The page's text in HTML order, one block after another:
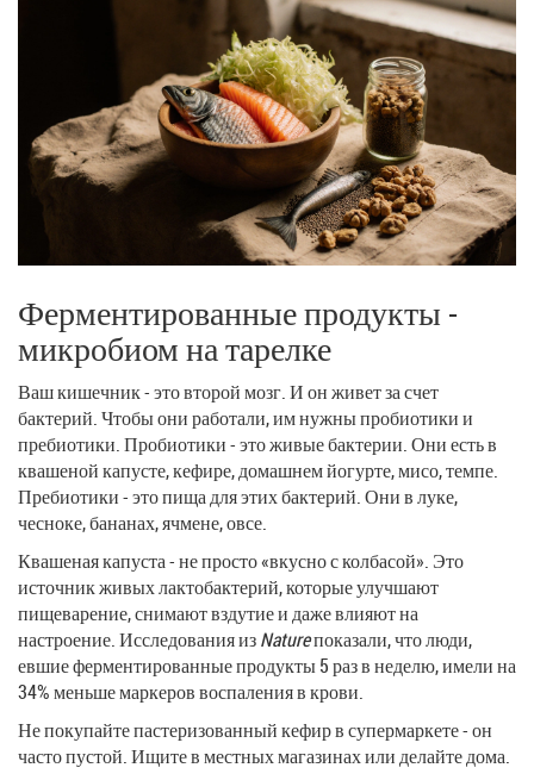
Ферментированные продукты -
микробиом на тарелке
Ваш кишечник - это второй мозг. И он живет за счет
бактерий. Чтобы они работали, им нужны пробиотики и
пребиотики. Пробиотики - это живые бактерии. Они есть в
квашеной капусте, кефире, домашнем йогурте, мисо, темпе.
Пребиотики - это пища для этих бактерий. Они в луке,
чесноке, бананах, ячмене, овсе.
Квашеная капуста - не просто «вкусно с колбасой». Это
источник живых лактобактерий, которые улучшают
пищеварение, снимают вздутие и даже влияют на
настроение. Исследования изNatureпоказали, что люди,
евшие ферментированные продукты 5 раз в неделю, имели на
34% меньше маркеров воспаления в крови.
Не покупайте пастеризованный кефир в супермаркете - он
часто пустой. Ищите в местных магазинах или делайте дома.